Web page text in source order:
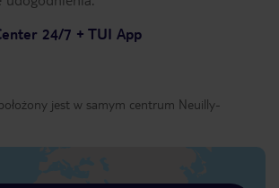
24/7 + TUI App
jest w samym centrum Neuilly-